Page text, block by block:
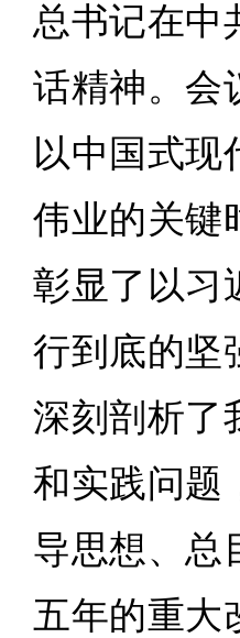
总书记在中
话精神。会
以中国式现
伟业的关键
彰显了以习
行到底的坚
深刻剖析了
和实践问题
导思想、总
五年的重大